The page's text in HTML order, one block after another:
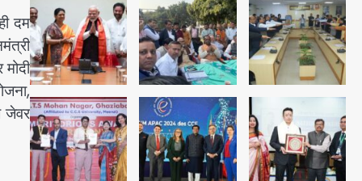
दम
जेवर
4
5
एयरपोर्ट का फर्जी कर्मचारी बनकर 3
लाख उड़ाए, अब पहुंचा सलाखों के पीछे
Team JHJ